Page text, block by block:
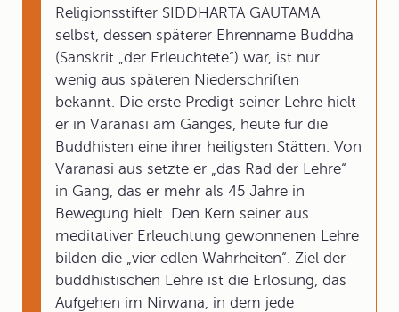
Religionsstifter SIDDHARTA GAUTAMA
selbst, dessen späterer Ehrenname Buddha
(Sanskrit „der Erleuchtete“) war, ist nur
wenig aus späteren Niederschriften
bekannt. Die erste Predigt seiner Lehre hielt
er in Varanasi am Ganges, heute für die
Buddhisten eine ihrer heiligsten Stätten. Von
Varanasi aus setzte er „das Rad der Lehre“
in Gang, das er mehr als 45 Jahre in
Bewegung hielt. Den Kern seiner aus
meditativer Erleuchtung gewonnenen Lehre
bilden die „vier edlen Wahrheiten“. Ziel der
buddhistischen Lehre ist die Erlösung, das
Aufgehen im Nirwana, in dem jede